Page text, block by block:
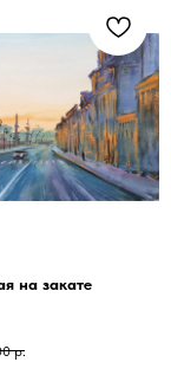
на закате
р.